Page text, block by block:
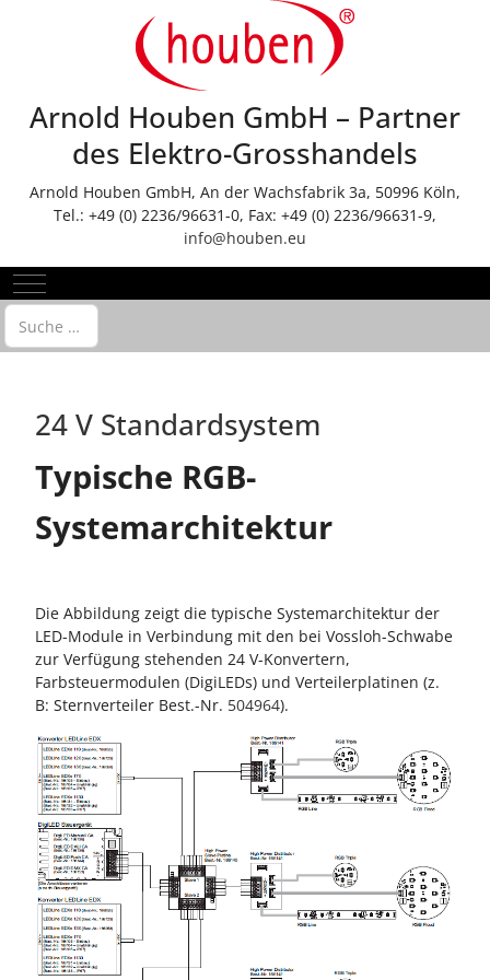
Arnold Houben GmbH – Partner
des Elektro-Grosshandels
Arnold Houben GmbH, An der Wachsfabrik 3a, 50996 Köln,
Tel.: +49 (0) 2236/96631-0, Fax: +49 (0) 2236/96631-9,
info@houben.eu
Mobile Menu Toggle
Suchen
24 V Standardsystem
Typische RGB-
Systemarchitektur
Die Abbildung zeigt die typische Systemarchitektur der
LED-Module in Verbindung mit den bei Vossloh-Schwabe
zur Verfügung stehenden 24 V-Konvertern,
Farbsteuermodulen (DigiLEDs) und Verteilerplatinen (z.
B: Sternverteiler Best.-Nr. 504964).